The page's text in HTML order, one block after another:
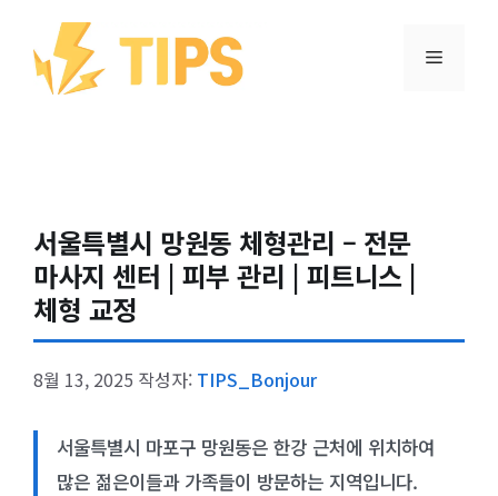
건너뛰기
메뉴
서울특별시 망원동 체형관리 – 전문
마사지 센터 | 피부 관리 | 피트니스 |
체형 교정
8월 13, 2025 작성자: TIPS_Bonjour
서울특별시 마포구 망원동은 한강 근처에 위치하여
많은 젊은이들과 가족들이 방문하는 지역입니다.